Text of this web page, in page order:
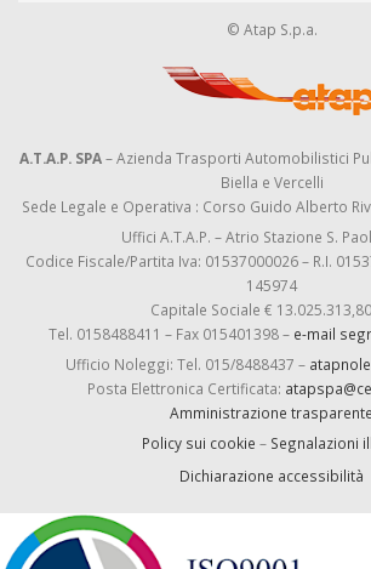
© Atap S.p.a.
A.T.A.P. SPA– Azienda Trasporti Automobilistici
Biella e Vercelli
Sede Legale e Operativa : Corso Guido Alberto
Uffici A.T.A.P. – Atrio Stazione S.
Codice Fiscale/Partita Iva: 01537000026 – R.I.
145974
Capitale Sociale €
Tel. 0158488411 – Fax 015401398 – e-mail
Ufficio Noleggi: Tel. 015/8488437 –
Posta Elettronica Certificata:
Amministrazione trasparente
Policy sui cookie – Segnalazioni
Dichiarazione accessibilità